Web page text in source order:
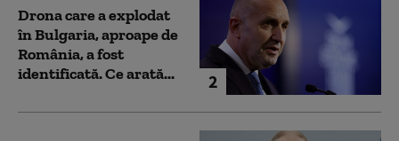
2
Drona care a explodat
în Bulgaria, aproape de
România, a fost
identificată. Ce arată...